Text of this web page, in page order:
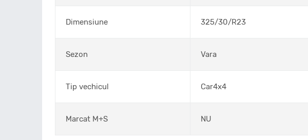
Dimensiune 325/30/R23
Sezon Vara
Tip vechicul Car4x4
Marcat M+S NU